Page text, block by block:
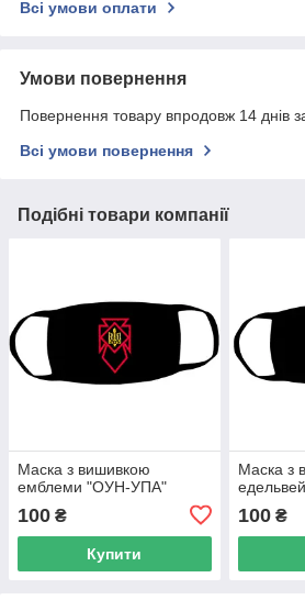
Всі умови оплати
Умови повернення
Повернення товару впродовж 14 днів
Всі умови повернення
Подібні товари компанії
Маска з вишивкою
емблеми "ОУН-УПА"
100 ₴
Купити
Маска з
100₴